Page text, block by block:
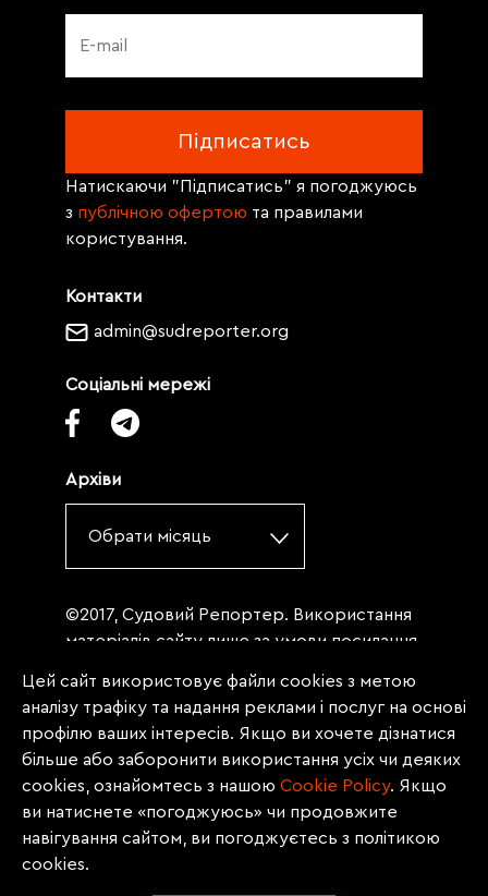
Контакти
admin@sudreporter.org
Соціальні мережі
Архіви
Обрати місяць
Натискаючи "Підписатись" я погоджуюсь
з публічною офертою та правилами
користування.
©2017, Судовий Репортер. Використання
матеріалів сайту лише за умови посилання
«Судовий репортер» не нижче третього
абзацу. Матеріали, щодо яких міститься
заборона на повну републікацію
(передрук, копіювання, відтворення або
інше використання), заборонено
передруковувати без згоди редакції.
Матеріали з позначкою PROMOTED, ЗА
Цей сайт використовує файли cookies з метою
аналізу трафіку та надання реклами і послуг на основі
профілю ваших інтересів. Якщо ви хочете дізнатися
більше або заборонити використання усіх чи деяких
cookies, ознайомтесь з нашою Сookie Policy. Якщо
ви натиснете «погоджуюсь» чи продовжите
навігування сайтом, ви погоджуєтесь з політикою
cookies.